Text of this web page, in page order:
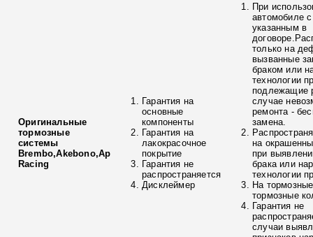
Оригинальные
тормозные
системы
Brembo,Akebono,Ap
Racing
Гарантия на
основные
компоненты
Гарантия на
лакокрасочное
покрытие
Гарантия не
распространяется
Дисклеймер
При
автомобиле
указанным в
только на
вызванные
браком или
технологии
подлежащие
случае
ремонта -
замена.
на
при
брака или
технологии
На
тормозные
Гарантия не
случаи